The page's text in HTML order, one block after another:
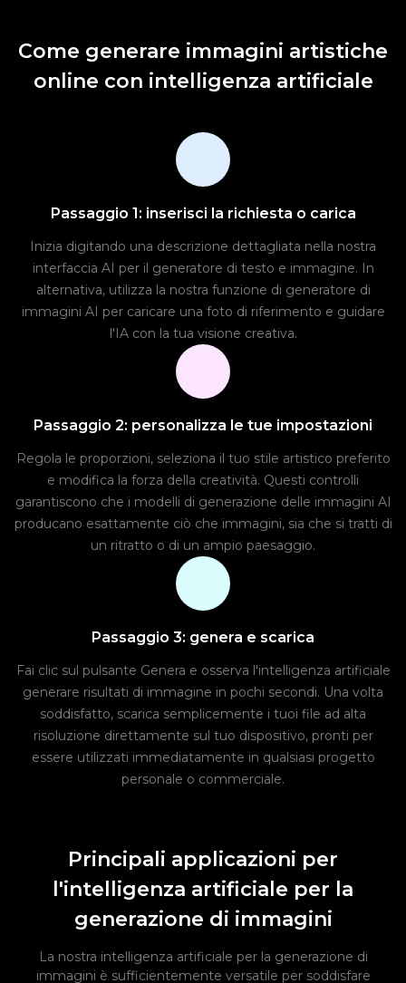
Come generare immagini artistiche
online con intelligenza artificiale
Passaggio 1: inserisci la richiesta o carica
Inizia digitando una descrizione dettagliata nella nostra
interfaccia AI per il generatore di testo e immagine. In
alternativa, utilizza la nostra funzione di generatore di
immagini AI per caricare una foto di riferimento e guidare
l'IA con la tua visione creativa.
Passaggio 2: personalizza le tue impostazioni
Regola le proporzioni, seleziona il tuo stile artistico preferito
e modifica la forza della creatività. Questi controlli
garantiscono che i modelli di generazione delle immagini AI
producano esattamente ciò che immagini, sia che si tratti di
un ritratto o di un ampio paesaggio.
Passaggio 3: genera e scarica
Fai clic sul pulsante Genera e osserva l'intelligenza artificiale
generare risultati di immagine in pochi secondi. Una volta
soddisfatto, scarica semplicemente i tuoi file ad alta
risoluzione direttamente sul tuo dispositivo, pronti per
essere utilizzati immediatamente in qualsiasi progetto
personale o commerciale.
Principali applicazioni per
l'intelligenza artificiale per la
generazione di immagini
La nostra intelligenza artificiale per la generazione di
immagini è sufficientemente versatile per soddisfare